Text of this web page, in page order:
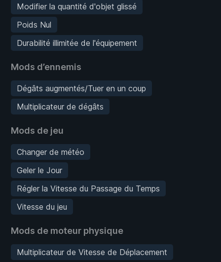
Modifier la quantité d'objet glissé
Poids Nul
Durabilité illimitée de l'équipement
Mods d’ennemis
Dégâts augmentés/Tuer en un coup
Multiplicateur de dégâts
Mods de jeu
Changer de météo
Geler le Jour
Régler la Vitesse du Passage du Temps
Vitesse du jeu
Mods de moteur physique
Multiplicateur de Vitesse de Déplacement